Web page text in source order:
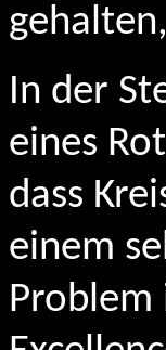
In der
eines
dass
einem
Problem